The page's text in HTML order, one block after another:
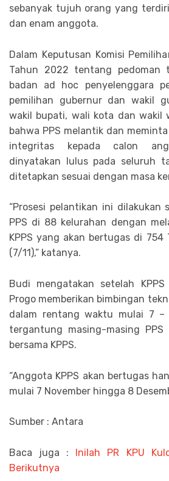
sebanyak tujuh orang yang
dan enam anggota.
Dalam Keputusan Komisi
Tahun 2022 tentang pedoman
badan ad hoc penyelenggara
pemilihan gubernur dan wakil
wakil bupati, wali kota dan wakil
bahwa PPS melantik dan
integritas kepada calon
dinyatakan lulus pada seluruh
ditetapkan sesuai dengan masa
“Prosesi pelantikan ini dilakukan
PPS di 88 kelurahan dengan
KPPS yang akan bertugas di 754
(7/11),” katanya.
Budi mengatakan setelah
Progo memberikan bimbingan
dalam rentang waktu mulai 7 –
tergantung masing-masing PPS
bersama KPPS.
“Anggota KPPS akan bertugas
mulai 7 November hingga 8
Sumber : Antara
Baca juga : Inilah PR KPU
Berikutnya